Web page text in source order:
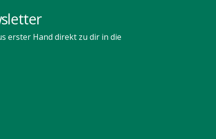
erster Hand direkt zu dir in die